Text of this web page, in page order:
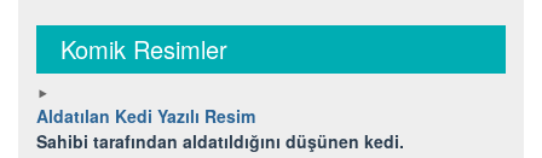
Komik Resimler
Aldatılan Kedi Yazılı Resim
Sahibi tarafından aldatıldığını düşünen kedi.